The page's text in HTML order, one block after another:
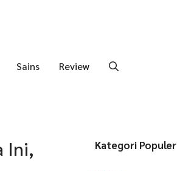
Sains Review
Ini, Kategori Populer